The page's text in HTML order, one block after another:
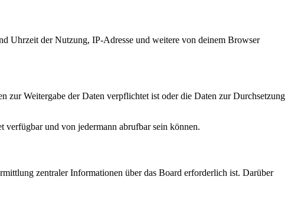
Uhrzeit der Nutzung, IP-Adresse und weitere von deinem Browser
zur Weitergabe der Daten verpflichtet ist oder die Daten zur Durchsetzung
und von jedermann abrufbar sein können.
zentraler Informationen über das Board erforderlich ist. Darüber